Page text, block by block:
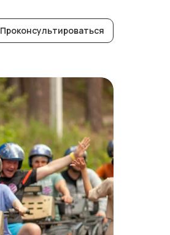
Проконсультироваться